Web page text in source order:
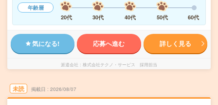
年齢層
20代
30代 40代 50代 60代
気になる! 応募へ進む 詳しく見る
派遣会社 株式会社テクノ・サービス 採用担当
未読 掲載日 2026/08/07